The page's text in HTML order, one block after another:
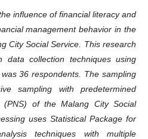
influence of financial literacy and
management behavior in the
City Social Service. This research
collection techniques using
36 respondents. The sampling
sampling with predetermined
(PNS) of the Malang City Social
uses Statistical Package for
techniques with multiple